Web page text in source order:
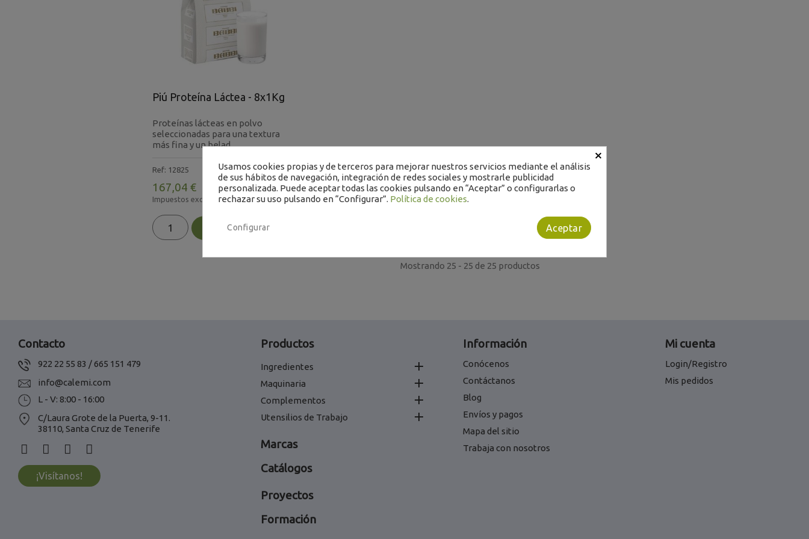
Piú Proteína Láctea - 8x1Kg
Proteínas lácteas en polvo
seleccionadas para una textura
más fina y un helad...
Ref: 12825
167,04 €
Impuestos excluidos
+
Mostrando 25 - 25 de 25 productos
Contacto
922 22 55 83 / 665 151 479
info@calemi.com
L - V: 8:00 - 16:00
C/Laura Grote de la Puerta, 9-11.
38110, Santa Cruz de Tenerife
¡Visítanos!
Productos
Ingredientes 
Maquinaria 
Complementos 
Utensilios de Trabajo 
Marcas
Catálogos
Proyectos
Formación
Información
Conócenos
Contáctanos
Blog
Envíos y pagos
Mapa del sitio
Trabaja con nosotros
Mi cuenta
Login/Registro
Mis pedidos
×
Usamos cookies propias y de terceros para mejorar nuestros servicios mediante el análisis
de sus hábitos de navegación, integración de redes sociales y mostrarle publicidad
personalizada. Puede aceptar todas las cookies pulsando en “Aceptar” o configurarlas o
rechazar su uso pulsando en “Configurar”. Política de cookies.
Aceptar
Configurar